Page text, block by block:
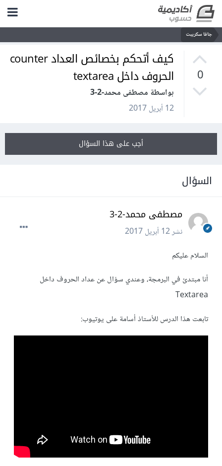
جافا سكريبت
0
كيف أتحكم بخصائص العداد counter
الحروف داخل textarea
بواسطة مصطفى محمد-2-3
12 أبريل 2017
أجب على هذا السؤال
السؤال
مصطفى محمد-2-3
نشر12 أبريل 2017
السلام عليكم
أنا مبتدئ في البرمجة، وعندي سؤال عن عداد الحروف داخل
Textarea
تابعت هذا الدرس للأستاذ أسامة على يوتيوب: